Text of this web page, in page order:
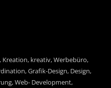
Kreation, kreativ, Werbebüro,
Grafik-Design, Design,
Web- Development,